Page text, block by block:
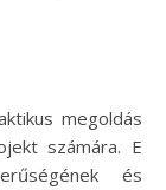
számára. E
és